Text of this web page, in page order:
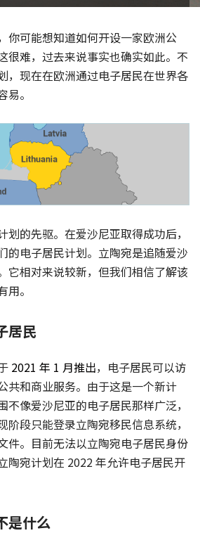
你可能想知道如何开设一家欧洲公
很难，过去来说事实也确实如此。不
，现在在欧洲通过电子居民在世界各
。
划的先驱。在爱沙尼亚取得成功后，
的电子居民计划。立陶宛是追随爱沙
它相对来说较新，但我们相信了解该
。
居民
2021 年 1 月推出，电子居民可以访
共和商业服务。由于这是一个新计
不像爱沙尼亚的电子居民那样广泛，
阶段只能登录立陶宛移民信息系统，
件。目前无法以立陶宛电子居民身份
陶宛计划在 2022 年允许电子居民开
是什么